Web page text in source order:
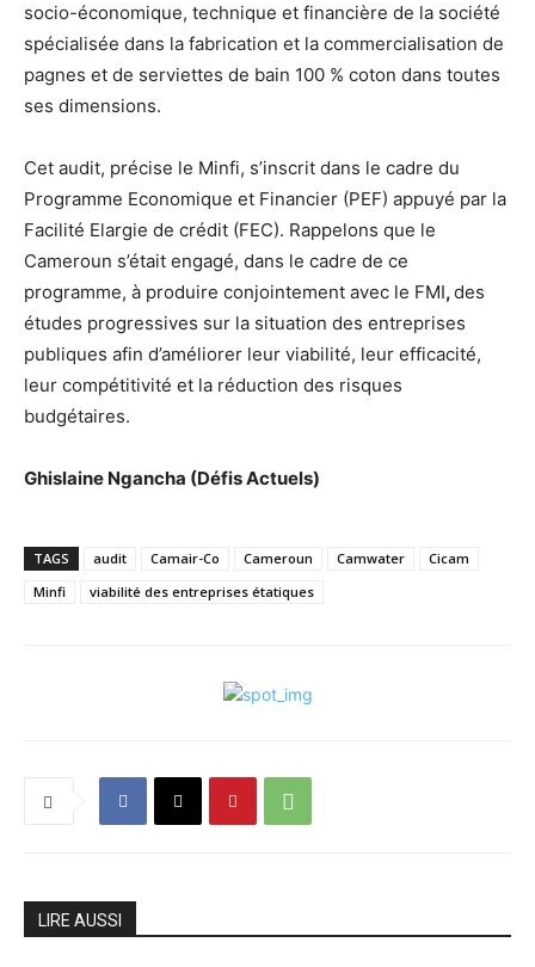
socio-économique, technique et financière de la société
spécialisée dans la fabrication et la commercialisation de
pagnes et de serviettes de bain 100 % coton dans toutes
ses dimensions.
Cet audit, précise le Minfi, s’inscrit dans le cadre du
Programme Economique et Financier (PEF) appuyé par la
Facilité Elargie de crédit (FEC). Rappelons que le
Cameroun s’était engagé, dans le cadre de ce
programme, à produire conjointement avec le FMI,des
études progressives sur la situation des entreprises
publiques afin d’améliorer leur viabilité, leur efficacité,
leur compétitivité et la réduction des risques
budgétaires.
Ghislaine Ngancha (Défis Actuels)
TAGS audit Camair-Co Cameroun Camwater
Cicam
Minfi
viabilité des entreprises étatiques
LIRE AUSSI